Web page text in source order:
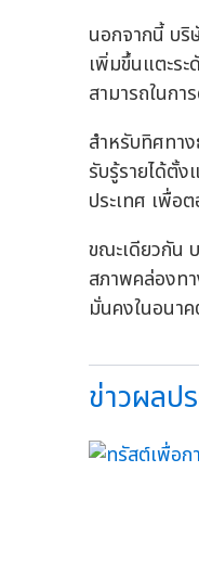
นอกจากนี้ บริ
เพิ่มขึ้นแตะร
สามารถในกา
สำหรับทิศทา
รับรู้รายได้ตั้
ประเทศ เพื่อ
ขณะเดียวกัน
สภาพคล่องท
มั่นคงในอนา
ข่าวผลป